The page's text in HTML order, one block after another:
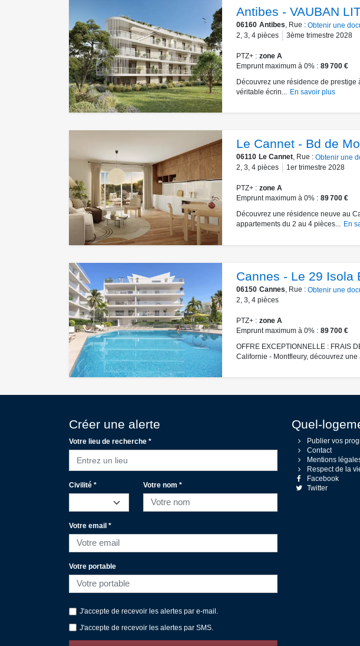
Antibes - VAUBAN
06160 Antibes , Rue : Obtenir une
2 3 4 pièces 3ème trimestre 2028
PTZ+
zone A
Emprunt maximum à 0%
89 700 €
Découvrez une résidence de prestige
véritable écrin...
En savoir plus
Le Cannet - Bd de
06110 Le Cannet, Rue : Obtenir une
2, 3, 4 pièces 1er trimestre 2028
PTZ+
zone A
Emprunt maximum à 0%
89 700 €
Découvrez une résidence neuve au
appartements du 2 au 4 pièces... En
Cannes - Le 29 Isola
06150 Cannes , Rue : Obtenir une
2 3 4 pièces
PTZ+
zone A
Emprunt maximum à 0%
89 700 €
OFFRE EXCEPTIONNELLE : FRAIS
Californie - Montfleury, découvrez une
Créer une alerte
Votre lieu de recherche *
Entrez un lieu
Civilité * Votre nom *
Votre email *
Votre portable
J'accepte de recevoir les alertes par e-mail.
J'accepte de recevoir les alertes par SMS.
Quel-
Publier vos
Contact
Mentions
Respect de la
Facebook
Twitter